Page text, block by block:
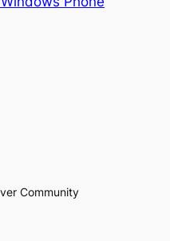
Community